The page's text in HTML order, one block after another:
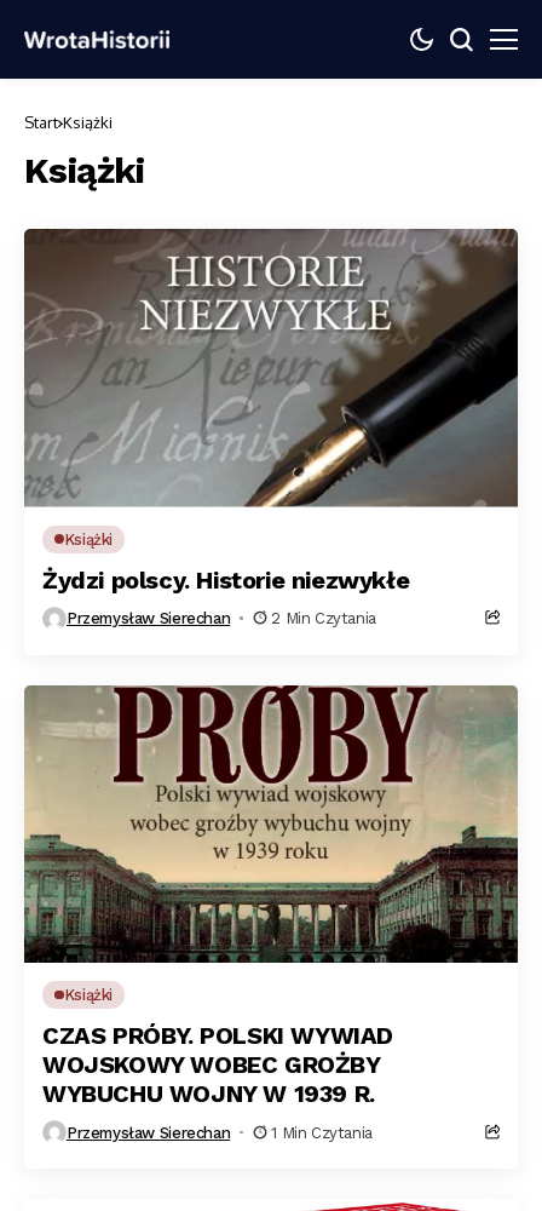
Start Książki
Książki
Książki
Żydzi polscy. Historie niezwykłe
Przemysław Sierechan 2 Min Czytania
Książki
CZAS PRÓBY. POLSKI WYWIAD
WOJSKOWY WOBEC GROŻBY
WYBUCHU WOJNY W 1939 R.
Przemysław Sierechan 1 Min Czytania